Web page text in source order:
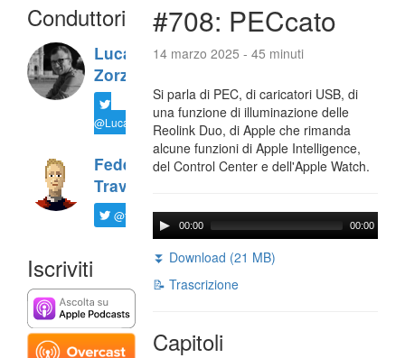
Conduttori
Luca
Zorzi
@LucaTNT
Federico
Travaini
@ftrava
Iscriviti
#708: PECcato
14 marzo 2025 - 45 minuti
Si parla di PEC, di caricatori USB, di
una funzione di illuminazione delle
Reolink Duo, di Apple che rimanda
alcune funzioni di Apple Intelligence,
del Control Center e dell'Apple Watch.
00:00 00:00
⏬ Download (21 MB)
📝 Trascrizione
Capitoli